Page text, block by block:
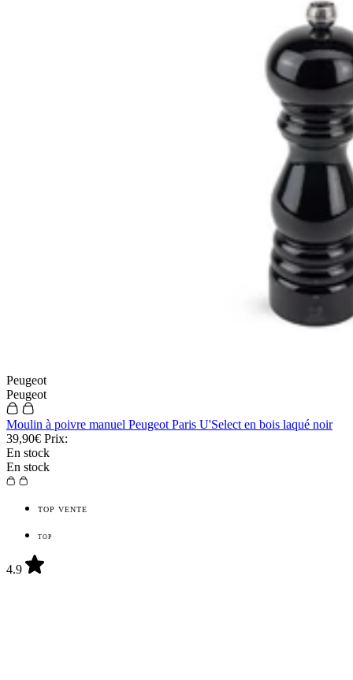
Peugeot
Peugeot
Moulin à poivre manuel Peugeot Paris U'Select en bois laqué noir
39,90€ Prix:
En stock
En stock
TOP VENTE
TOP
4.9